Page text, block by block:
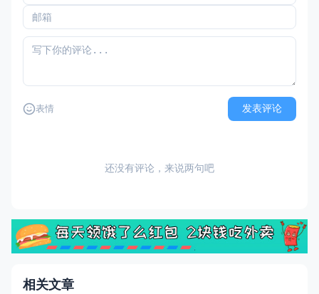
表情 发表评论
还没有评论，来说两句吧
相关文章